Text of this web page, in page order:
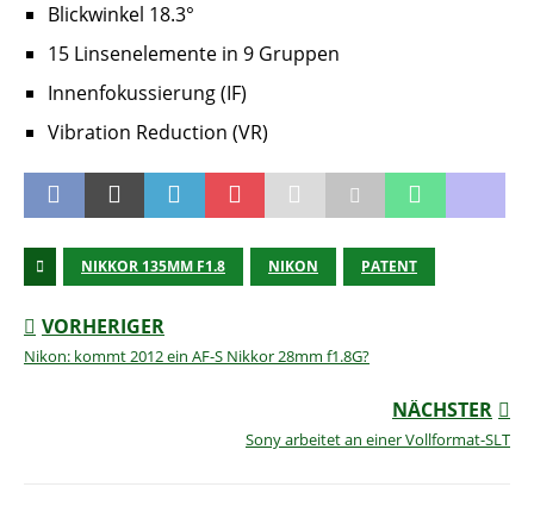
Blickwinkel 18.3°
15 Linsenelemente in 9 Gruppen
Innenfokussierung (IF)
Vibration Reduction (VR)
NIKKOR 135MM F1.8 NIKON PATENT
VORHERIGER
Nikon: kommt 2012 ein AF-S Nikkor 28mm f1.8G?
NÄCHSTER
Sony arbeitet an einer Vollformat-SLT